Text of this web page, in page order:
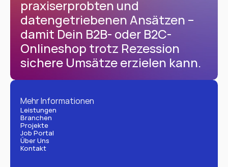
praxiserprobten und
datengetriebenen Ansätzen –
damit Dein B2B- oder B2C-
Onlineshop trotz Rezession
sichere Umsätze erzielen kann.
Mehr Informationen
Leistungen
Branchen
Projekte
Job Portal
Über Uns
Kontakt